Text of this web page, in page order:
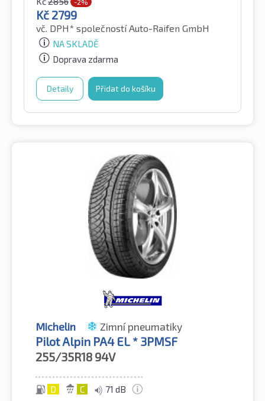
-2%
Kč 2799
vč. DPH* společností Auto-Raifen GmbH
NA SKLADĚ
Doprava zdarma
Detaily Přidat do košíku
Michelin Zimní pneumatiky
Pilot Alpin PA4 EL * 3PMSF
255/35R18 94V
D C 71 dB